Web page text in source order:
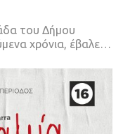
του Δήμου
χρόνια, έβαλε…